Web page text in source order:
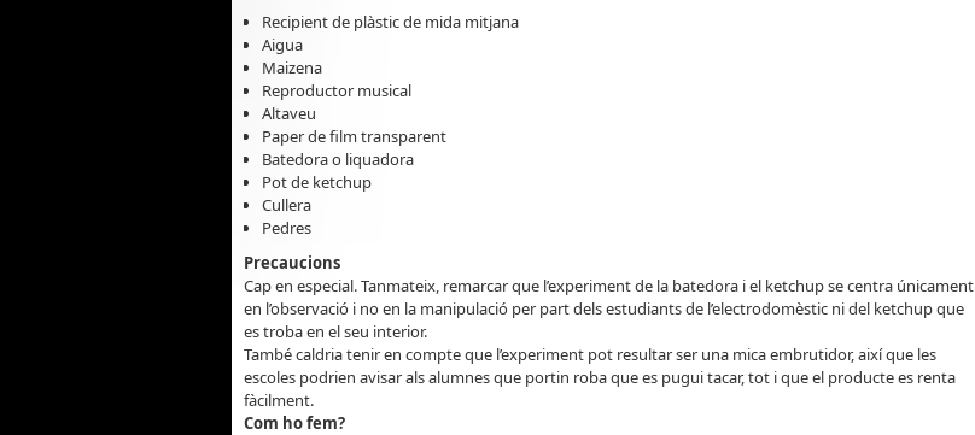
Recipient de plàstic de mida mitjana
Aigua
Maizena
Reproductor musical
Altaveu
Paper de film transparent
Batedora o liquadora
Pot de ketchup
Cullera
Pedres
Precaucions
Cap en especial. Tanmateix, remarcar que l’experiment de la batedora i el ketchup se centra únicament
en l’observació i no en la manipulació per part dels estudiants de l’electrodomèstic ni del ketchup que
es troba en el seu interior.
També caldria tenir en compte que l’experiment pot resultar ser una mica embrutidor, així que les
escoles podrien avisar als alumnes que portin roba que es pugui tacar, tot i que el producte es renta
fàcilment.
Com ho fem?